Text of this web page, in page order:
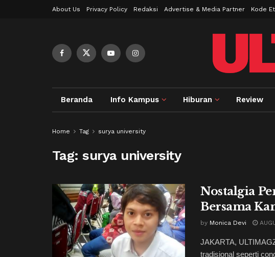
About Us Privacy Policy Redaksi Advertise & Media Partner Kode
Beranda Info Kampus Hiburan Review
Home Tag surya university
Tag:surya university
Nostalgia
Bersama
by Monica Devi
JAKARTA,
tradisional seperti